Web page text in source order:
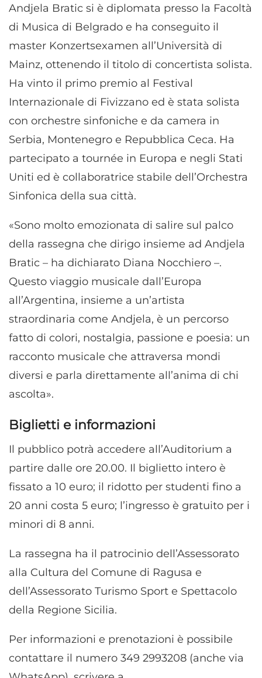
Andjela Bratic si è diplomata presso la Facoltà
di Musica di Belgrado e ha conseguito il
master Konzertsexamen all’Università di
Mainz, ottenendo il titolo di concertista solista.
Ha vinto il primo premio al Festival
Internazionale di Fivizzano ed è stata solista
con orchestre sinfoniche e da camera in
Serbia, Montenegro e Repubblica Ceca. Ha
partecipato a tournée in Europa e negli Stati
Uniti ed è collaboratrice stabile dell’Orchestra
Sinfonica della sua città.
«Sono molto emozionata di salire sul palco
della rassegna che dirigo insieme ad Andjela
Bratic – ha dichiarato Diana Nocchiero –.
Questo viaggio musicale dall’Europa
all’Argentina, insieme a un’artista
straordinaria come Andjela, è un percorso
fatto di colori, nostalgia, passione e poesia: un
racconto musicale che attraversa mondi
diversi e parla direttamente all’anima di chi
ascolta».
Biglietti e informazioni
Il pubblico potrà accedere all’Auditorium a
partire dalle ore 20.00. Il biglietto intero è
fissato a 10 euro; il ridotto per studenti fino a
20 anni costa 5 euro; l’ingresso è gratuito per i
minori di 8 anni.
La rassegna ha il patrocinio dell’Assessorato
alla Cultura del Comune di Ragusa e
dell’Assessorato Turismo Sport e Spettacolo
della Regione Sicilia.
Per informazioni e prenotazioni è possibile
contattare il numero 349 2993208 (anche via